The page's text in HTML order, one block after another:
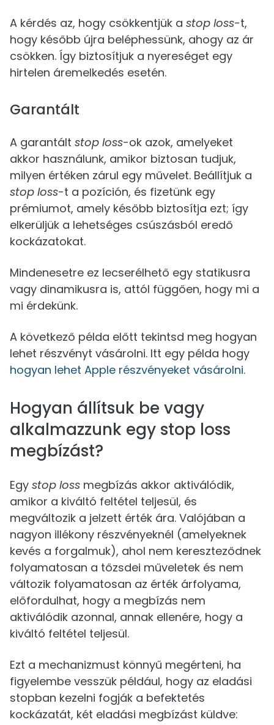
A kérdés az, hogy csökkentjük a stop loss-t,
hogy később újra beléphessünk, ahogy az ár
csökken. Így biztosítjuk a nyereséget egy
hirtelen áremelkedés esetén.
Garantált
A garantált stop loss-ok azok, amelyeket
akkor használunk, amikor biztosan tudjuk,
milyen értéken zárul egy művelet. Beállítjuk a
stop loss-t a pozíción, és fizetünk egy
prémiumot, amely később biztosítja ezt; így
elkerüljük a lehetséges csúszásból eredő
kockázatokat.
Mindenesetre ez lecserélhető egy statikusra
vagy dinamikusra is, attól függően, hogy mi a
mi érdekünk.
A következő példa előtt tekintsd meg hogyan
lehet részvényt vásárolni. Itt egy példa hogy
hogyan lehet Apple részvényeket vásárolni.
Hogyan állítsuk be vagy
alkalmazzunk egy stop loss
megbízást?
Egy stop loss megbízás akkor aktiválódik,
amikor a kiváltó feltétel teljesül, és
megváltozik a jelzett érték ára. Valójában a
nagyon illékony részvényeknél (amelyeknek
kevés a forgalmuk), ahol nem kereszteződnek
folyamatosan a tőzsdei műveletek és nem
változik folyamatosan az érték árfolyama,
előfordulhat, hogy a megbízás nem
aktiválódik azonnal, annak ellenére, hogy a
kiváltó feltétel teljesül.
Ezt a mechanizmust könnyű megérteni, ha
figyelembe vesszük például, hogy az eladási
stopban kezelni fogják a befektetés
kockázatát, két eladási megbízást küldve: